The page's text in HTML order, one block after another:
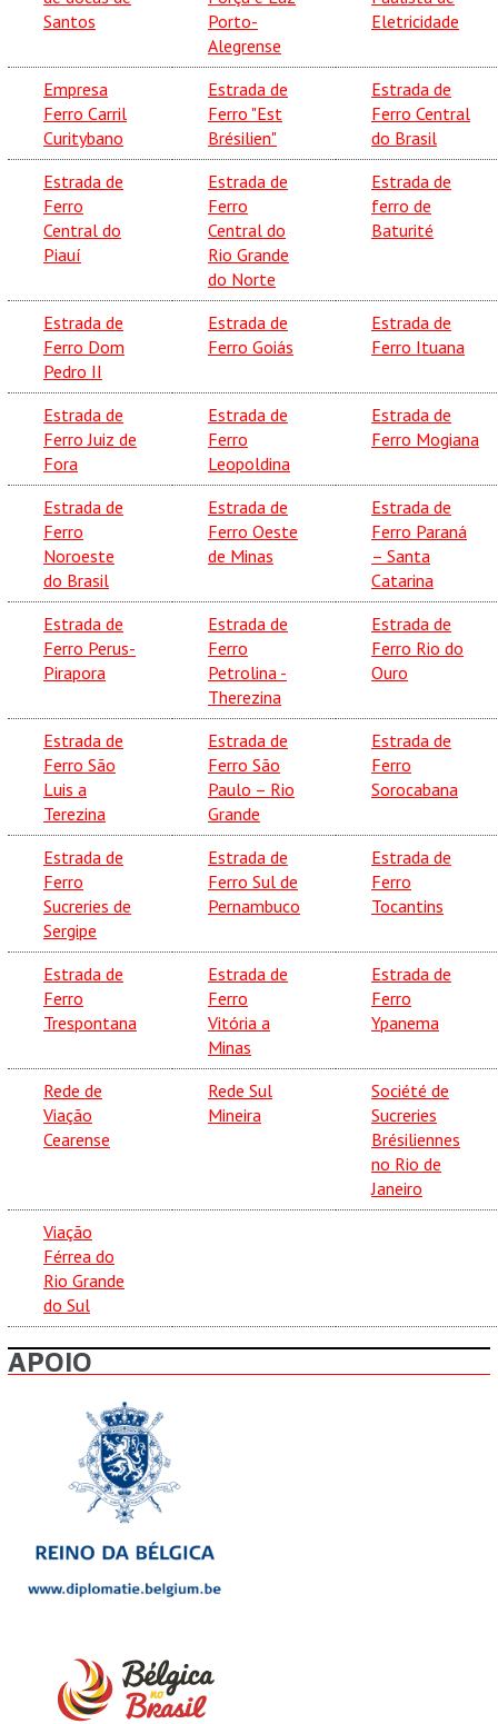
Santos
Porto-
Alegrense
Eletricidade
Empresa
Ferro Carril
Curitybano
Estrada de
Ferro "Est
Brésilien"
Estrada de
Ferro Central
do Brasil
Estrada de
Ferro
Central do
Piauí
Estrada de
Ferro
Central do
Rio Grande
do Norte
Estrada de
ferro de
Baturité
Estrada de
Ferro Dom
Pedro II
Estrada de
Ferro Goiás
Estrada de
Ferro Ituana
Estrada de
Ferro Juiz de
Fora
Estrada de
Ferro
Leopoldina
Estrada de
Ferro Mogiana
Estrada de
Ferro
Noroeste
do Brasil
Estrada de
Ferro Oeste
de Minas
Estrada de
Ferro Paraná
– Santa
Catarina
Estrada de
Ferro Perus-
Pirapora
Estrada de
Ferro
Petrolina -
Therezina
Estrada de
Ferro Rio do
Ouro
Estrada de
Ferro São
Luis a
Terezina
Estrada de
Ferro São
Paulo – Rio
Grande
Estrada de
Ferro
Sorocabana
Estrada de
Ferro
Sucreries de
Sergipe
Estrada de
Ferro Sul de
Pernambuco
Estrada de
Ferro
Tocantins
Estrada de
Ferro
Trespontana
Estrada de
Ferro
Vitória a
Minas
Estrada de
Ferro
Ypanema
Rede de
Viação
Cearense
Rede Sul
Mineira
Société de
Sucreries
Brésiliennes
no Rio de
Janeiro
Viação
Férrea do
Rio Grande
do Sul
APOIO